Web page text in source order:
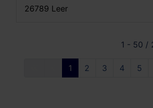
26789 Leer
1 - 50 /
1 2 3 4 5